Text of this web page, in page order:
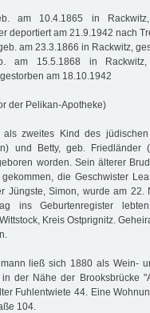
am 10.4.1865 in
deportiert am 21.9.1942 nach
am 23.3.1866 in Rackwitz,
am 15.5.1868 in Rackwitz,
am 18.10.1942
der Pelikan-Apotheke)
zweites Kind des
und Betty, geb. Friedländer
worden. Sein älterer
die Geschwister
Jüngste, Simon, wurde am 22.
ins Geburtenregister
Kreis Ostprignitz.
ließ sich 1880 als Wein-
der Nähe der Brooksbrücke
Fuhlentwiete 44. Eine
104.